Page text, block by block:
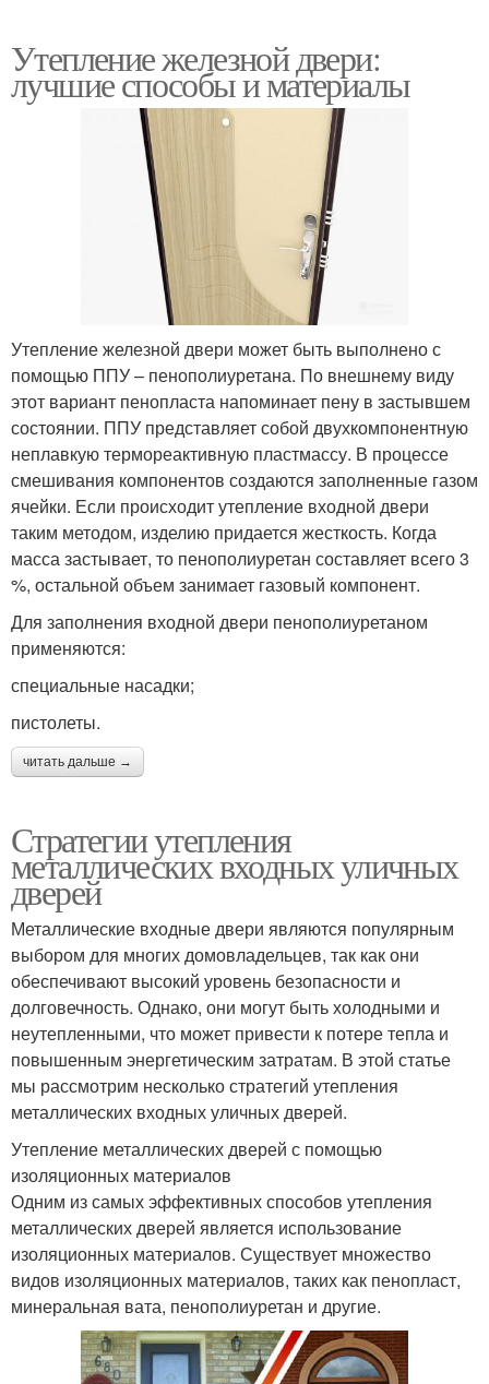
Утепление железной двери:
лучшие способы и материалы
Утепление железной двери может быть выполнено с
помощью ППУ – пенополиуретана. По внешнему виду
этот вариант пенопласта напоминает пену в застывшем
состоянии. ППУ представляет собой двухкомпонентную
неплавкую термореактивную пластмассу. В процессе
смешивания компонентов создаются заполненные газом
ячейки. Если происходит утепление входной двери
таким методом, изделию придается жесткость. Когда
масса застывает, то пенополиуретан составляет всего 3
%, остальной объем занимает газовый компонент.
Для заполнения входной двери пенополиуретаном
применяются:
специальные насадки;
пистолеты.
читать дальше →
Стратегии утепления
металлических входных уличных
дверей
Металлические входные двери являются популярным
выбором для многих домовладельцев, так как они
обеспечивают высокий уровень безопасности и
долговечность. Однако, они могут быть холодными и
неутепленными, что может привести к потере тепла и
повышенным энергетическим затратам. В этой статье
мы рассмотрим несколько стратегий утепления
металлических входных уличных дверей.
Утепление металлических дверей с помощью
изоляционных материалов
Одним из самых эффективных способов утепления
металлических дверей является использование
изоляционных материалов. Существует множество
видов изоляционных материалов, таких как пенопласт,
минеральная вата, пенополиуретан и другие.